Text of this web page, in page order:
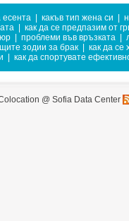
есента какъв тип жена си
как да се предпазим от
проблеми във връзката
зодии за брак
как да се
как да спортувате
@ Sofia Data Center